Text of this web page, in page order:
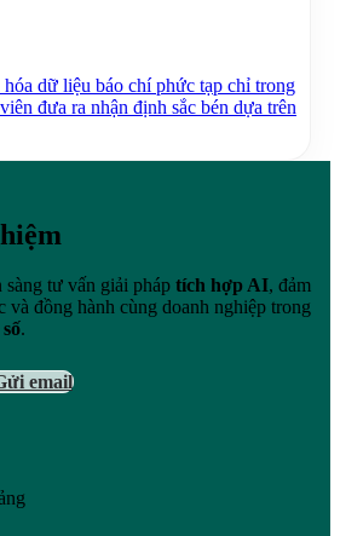
dữ liệu báo chí phức tạp chỉ trong
đưa ra nhận định sắc bén dựa trên
tư vấn giải pháp tích hợp AI, đảm
và đồng hành cùng doanh nghiệp trong
.
email